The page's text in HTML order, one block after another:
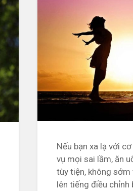
Nếu bạn xa lạ với
vụ mọi sai lầm, ăn
tùy tiện, không
lên tiếng điều chỉnh